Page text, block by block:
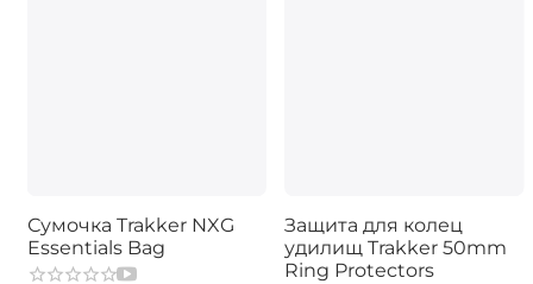
Сумочка Trakker NXG
Essentials Bag
Защита для колец
удилищ Trakker 50mm
Ring Protectors